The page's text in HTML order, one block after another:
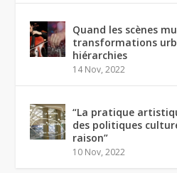
Quand les scènes
transformations
hiérarchies
14 Nov, 2022
“La pratique
des politiques
raison”
10 Nov, 2022